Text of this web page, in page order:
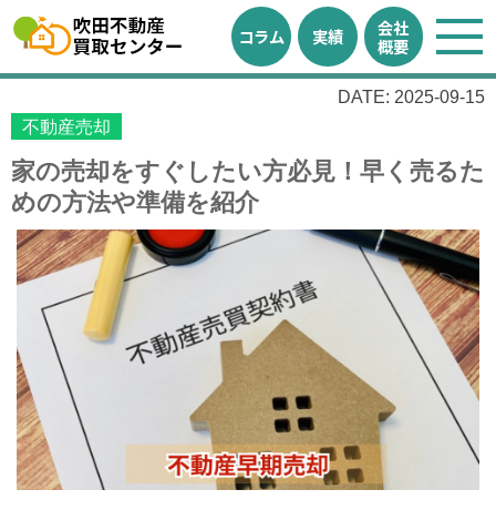
コラム 実績
会社
概要
DATE: 2025-09-15
不動産売却
家の売却をすぐしたい方必見！早く売るた
めの方法や準備を紹介